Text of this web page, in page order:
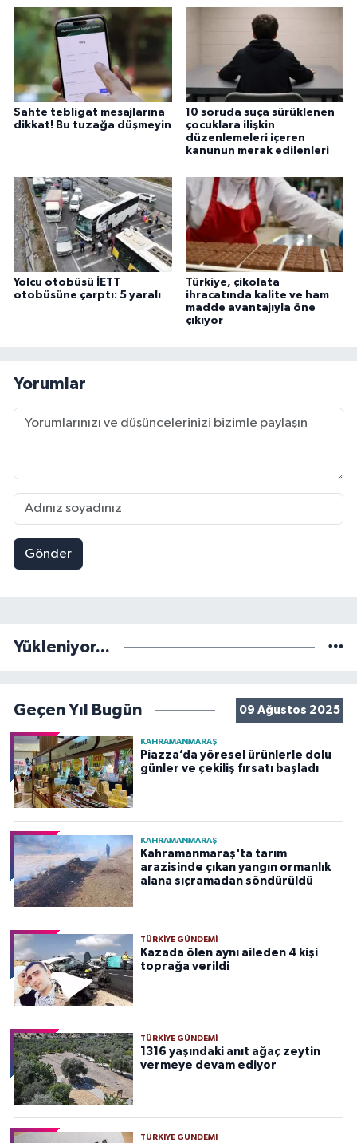
Sahte tebligat mesajlarına
dikkat! Bu tuzağa düşmeyin
10 soruda suça sürüklenen
çocuklara ilişkin
düzenlemeleri içeren
kanunun merak edilenleri
Yolcu otobüsü İETT
otobüsüne çarptı: 5 yaralı
Türkiye, çikolata
ihracatında kalite ve ham
madde avantajıyla öne
çıkıyor
Yorumlar
Gönder
Yükleniyor...
Geçen Yıl Bugün 09 Ağustos 2025
KAHRAMANMARAŞ
Piazza’da yöresel ürünlerle dolu
günler ve çekiliş fırsatı başladı
KAHRAMANMARAŞ
Kahramanmaraş'ta tarım
arazisinde çıkan yangın ormanlık
alana sıçramadan söndürüldü
TÜRKIYE GÜNDEMI
Kazada ölen aynı aileden 4 kişi
toprağa verildi
TÜRKIYE GÜNDEMI
1316 yaşındaki anıt ağaç zeytin
vermeye devam ediyor
TÜRKIYE GÜNDEMI